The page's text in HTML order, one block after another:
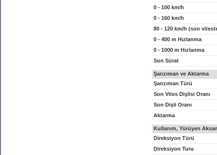
0 - 100 km/h
0 - 160 km/h
80 - 120 km/h (son
0 - 400 m Hızlanma
0 - 1000 m Hızlanma
Son Sürat
Şanzıman ve Aktarma
Şanzıman Türü
Son Vites Dişlisi Oranı
Son Dişli Oranı
Aktarma
Kullanım, Yürüyen
Direksiyon Türü
Direksiyon Turu